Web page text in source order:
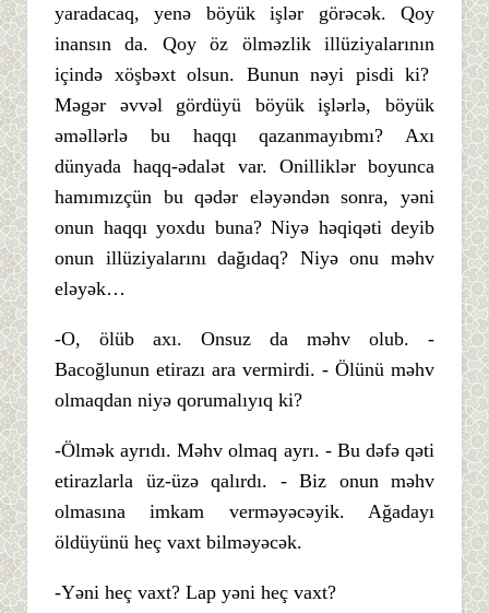
yaradacaq, yenə böyük işlər görəcək. Qoy
inansın da. Qoy öz ölməzlik illüziyalarının
içində xöşbəxt olsun. Bunun nəyi pisdi ki?
Məgər əvvəl gördüyü böyük işlərlə, böyük
əməllərlə bu haqqı qazanmayıbmı? Axı
dünyada haqq-ədalət var. Onilliklər boyunca
hamımızçün bu qədər eləyəndən sonra, yəni
onun haqqı yoxdu buna? Niyə həqiqəti deyib
onun illüziyalarını dağıdaq? Niyə onu məhv
eləyək…
-O, ölüb axı. Onsuz da məhv olub. -
Bacoğlunun etirazı ara vermirdi. - Ölünü məhv
olmaqdan niyə qorumalıyıq ki?
-Ölmək ayrıdı. Məhv olmaq ayrı. - Bu dəfə qəti
etirazlarla üz-üzə qalırdı. - Biz onun məhv
olmasına imkam verməyəcəyik. Ağadayı
öldüyünü heç vaxt bilməyəcək.
-Yəni heç vaxt? Lap yəni heç vaxt?